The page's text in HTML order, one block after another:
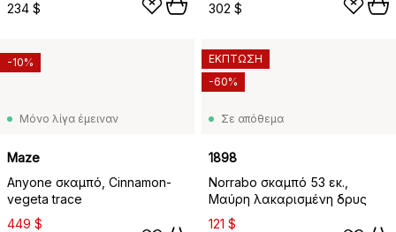
234 $
302 $
Μόνο λίγα έμειναν
Maze
Anyone σκαμπό, Cinnamon-
vegeta trace
449 $
-10%
Σε απόθεμα
1898
Norrabo σκαμπό 53 εκ.,
Μαύρη λακαρισμένη δρυς
121 $
ΕΚΠΤΩΣΗ
-60%